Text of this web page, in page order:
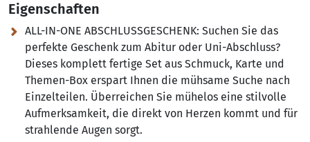
Eigenschaften
ALL-IN-ONE ABSCHLUSSGESCHENK: Suchen Sie das
perfekte Geschenk zum Abitur oder Uni-Abschluss?
Dieses komplett fertige Set aus Schmuck, Karte und
Themen-Box erspart Ihnen die mühsame Suche nach
Einzelteilen. Überreichen Sie mühelos eine stilvolle
Aufmerksamkeit, die direkt von Herzen kommt und für
strahlende Augen sorgt.